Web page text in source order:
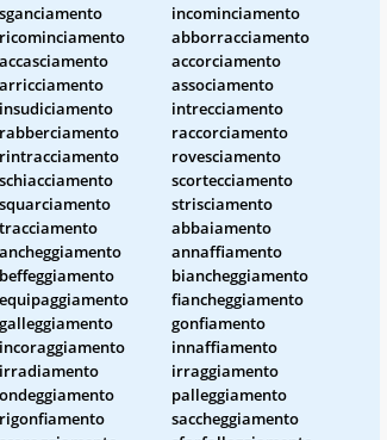
sganciamento
incominciamento
ricominciamento
abborracciamento
accasciamento
accorciamento
arricciamento
associamento
insudiciamento
intrecciamento
rabberciamento
raccorciamento
rintracciamento
rovesciamento
schiacciamento
scortecciamento
squarciamento
strisciamento
tracciamento
abbaiamento
ancheggiamento
annaffiamento
beffeggiamento
biancheggiamento
equipaggiamento
fiancheggiamento
galleggiamento
gonfiamento
incoraggiamento
innaffiamento
irradiamento
irraggiamento
ondeggiamento
palleggiamento
rigonfiamento
saccheggiamento